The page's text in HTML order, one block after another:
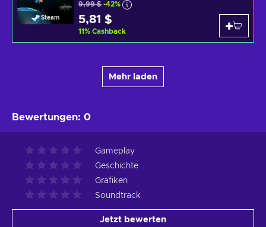
Steam
9,99 $ -42%
5,81 $
11% Cashback
Mehr laden
Bewertungen: 0
Gameplay
Geschichte
Grafiken
Soundtrack
Jetzt bewerten